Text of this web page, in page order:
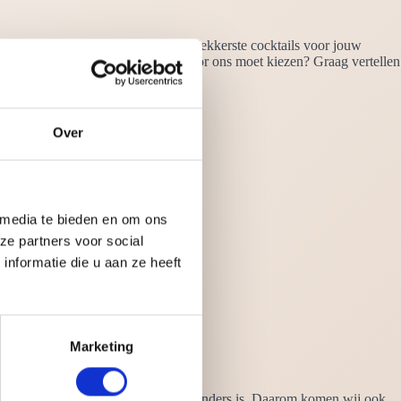
Over
te bieden en om ons
partners voor social
die u aan ze heeft
Marketing
Op een specialiste maken ze de lekkerste cocktails voor jouw
Wilt u weten waarom u voor ons moet kiezen? Graag vertellen